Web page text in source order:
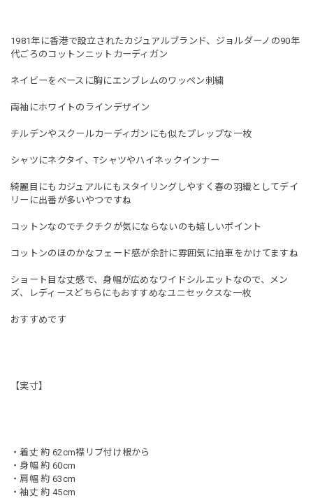
1981年に香港で設立されたカジュアルブランド、ジョルダーノの90年
代ごろのコットンニットカーディガン
ネイビーをベースに胸にエンブレムのワッペン刺繍
両袖にホワイトのラインデザイン
チルデンやスクールカーディガンにも似たプレップな一枚
シャツにネクタイ、Tシャツやハイネックインナー
綺麗目にもカジュアルにもスタイリングしやすく春の羽織としてデイ
リーに出番が多いやつですね
コットンなのでチクチクが気にならないのも嬉しいポイント
コットンのほのかなフェード感が余計に雰囲気に拍車をかけてますね
ショート目な丈感で、身幅が広めなワイドシルエットなので、メン
ズ、レディースどちらにもおすすめなユニセックスな一枚
おすすめです
【実寸】
・着丈 約 62cm襟リブ付け根から
・身幅 約 60cm
・肩幅 約 63cm
・袖丈 約 45cm